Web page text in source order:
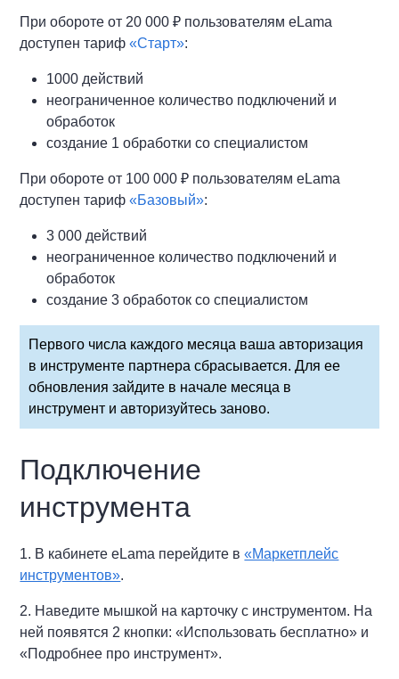
При обороте от 20 000 ₽ пользователям eLama
доступен тариф«Старт»:
1000 действий
неограниченное количество подключений и
обработок
создание 1 обработки со специалистом
При обороте от 100 000 ₽ пользователям eLama
доступен тариф«Базовый»:
3 000 действий
неограниченное количество подключений и
обработок
создание 3 обработок со специалистом
Первого числа каждого месяца ваша авторизация
в инструменте партнера сбрасывается. Для ее
обновления зайдите в начале месяца в
инструмент и авторизуйтесь заново.
Подключение
инструмента
1. В кабинете eLama перейдите в«Маркетплейс
инструментов».
2. Наведите мышкой на карточку с инструментом. На
ней появятся 2 кнопки: «Использовать бесплатно» и
«Подробнее про инструмент».